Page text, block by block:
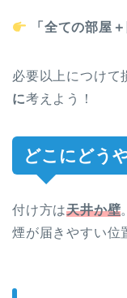
「全ての部屋
必要以上につけて
に考えよう！
どこにどう
付け方は天井か壁。
煙が届きやすい位